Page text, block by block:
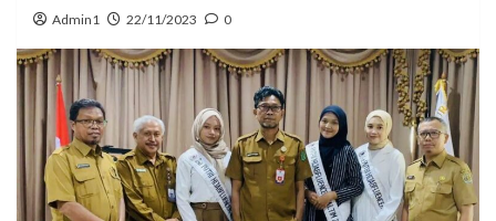
Admin1 22/11/2023 0